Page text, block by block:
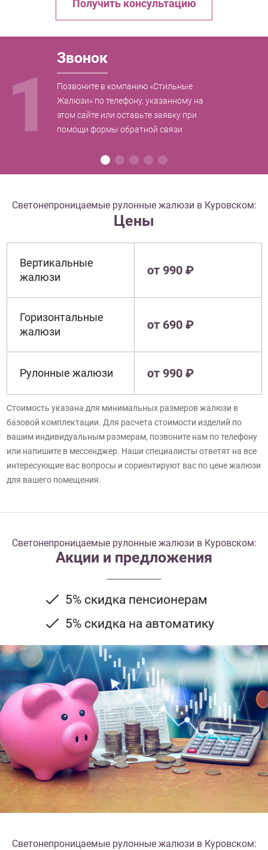
Получить консультацию
1
Звонок
Позвоните в компанию «Стильные
Жалюзи» по телефону, указанному на
этом сайте или оставьте заявку при
помощи формы обратной связи
Светонепроницаемые рулонные жалюзи в Куровском:
Цены
Вертикальные
жалюзи
от 990 ₽
Горизонтальные
жалюзи
от 690 ₽
Рулонные жалюзи от 990 ₽
Стоимость указана для минимальных размеров жалюзи в
базовой комплектации. Для расчета стоимости изделий по
вашим индивидуальным размерам, позвоните нам по телефону
или напишите в мессенджер. Наши специалисты ответят на все
интересующие вас вопросы и сориентируют вас по цене жалюзи
для вашего помещения.
Светонепроницаемые рулонные жалюзи в Куровском:
Акции и предложения
5% скидка пенсионерам
5% скидка на автоматику
Светонепроницаемые рулонные жалюзи в Куровском: